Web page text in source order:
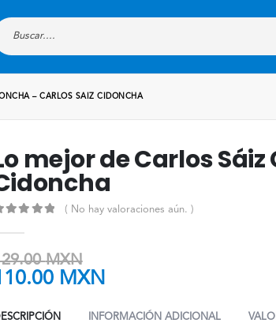
– CARLOS SAIZ CIDONCHA
mejor de Carlos
( No hay valoraciones aún. )
MXN
MXN
INFORMACIÓN ADICIONAL